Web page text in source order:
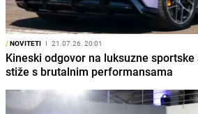
/NOVITETI I 21.07.26. 20:01
Kineski odgovor na luksuzne
stiže s brutalnim performansama